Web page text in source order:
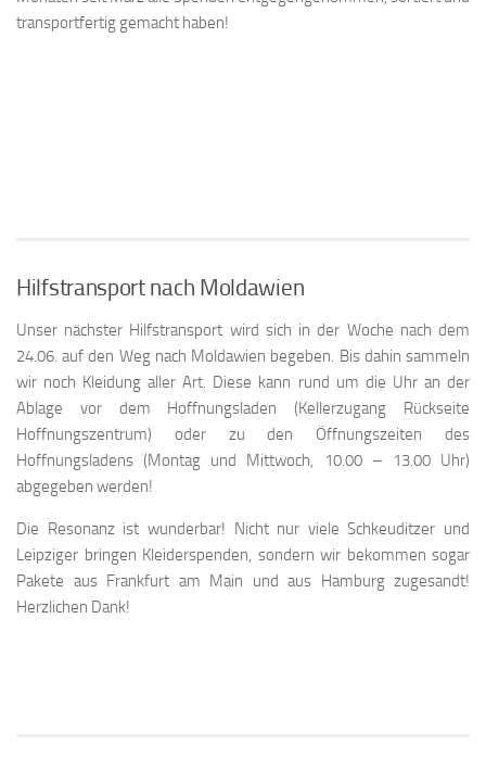
transportfertig gemacht haben!
Hilfstransport nach Moldawien
Unser nächster Hilfstransport wird sich in der Woche nach dem
24.06. auf den Weg nach Moldawien begeben. Bis dahin sammeln
wir noch Kleidung aller Art. Diese kann rund um die Uhr an der
Ablage vor dem Hoffnungsladen (Kellerzugang Rückseite
Hoffnungszentrum) oder zu den Öffnungszeiten des
Hoffnungsladens (Montag und Mittwoch, 10.00 – 13.00 Uhr)
abgegeben werden!
Die Resonanz ist wunderbar! Nicht nur viele Schkeuditzer und
Leipziger bringen Kleiderspenden, sondern wir bekommen sogar
Pakete aus Frankfurt am Main und aus Hamburg zugesandt!
Herzlichen Dank!